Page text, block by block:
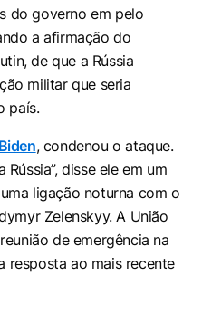
do governo em pelo
a afirmação do
de que a Rússia
militar que seria
país.
, condenou o ataque.
disse ele em um
ligação noturna com o
Zelenskyy. A União
de emergência na
resposta ao mais recente